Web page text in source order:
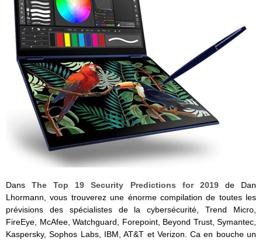
DansThe Top 19 Security Predictions for 2019de Dan
Lhormann, vous trouverez une énorme compilation de toutes les
prévisions des spécialistes de la cybersécurité, Trend Micro,
FireEye, McAfee, Watchguard, Forepoint, Beyond Trust, Symantec,
Kaspersky, Sophos Labs, IBM, AT&T et Verizon. Ca en bouche un